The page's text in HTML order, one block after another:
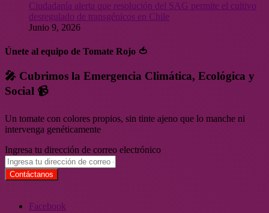
Ciudadanía alerta que resolución del SAG permite el cultivo
desregulado de transgénicos en Chile
Junio 9, 2026
Únete al equipo de Tomate Rojo 🍅
🎤 Cubrimos la Emergencia Climática, Ecológica y
Social 📹
Un tomate con colores propios, sin tinte ajeno que lo manche ni
intervenga genéticamente
Ingresa tu dirección de correo electrónico
Facebook